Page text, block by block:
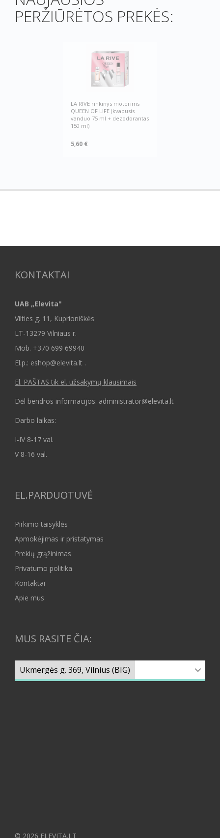
PERŽIŪRĖTOS PREKĖS:
LA RIVE rinkinys moterims
QUEEN OF LIFE (kvapusis
vanduo 75 ml + dezodorantas
150 ml)
5,60 €
KONTAKTAI
UAB „Elevita"
Vilties g. 11, Kuprioniškės
LT-13279 Vilniaus r.
Mob. +370 699 69940
El.p.: eshop@elevita.lt .
El. PAŠTAS tik el. užsakymų klausimais
Dėl bendros informacijos: administrator@elevita.lt
Darbo laikas:
I-IV 8-17 val.
V 8-16 val.
EL.PARDUOTUVĖ
Pirkimo taisyklės
Apmokėjimas ir pristatymas
Prekių grąžinimas
Privatumo politika
Kontaktai
Apie mus
MUS RASITE ČIA:
© 2026 ELEVITA.LT